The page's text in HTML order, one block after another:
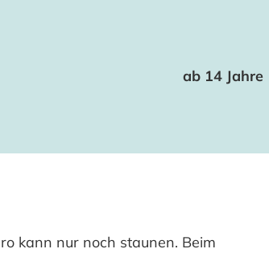
ab 14 Jahre
kann nur noch staunen. Beim